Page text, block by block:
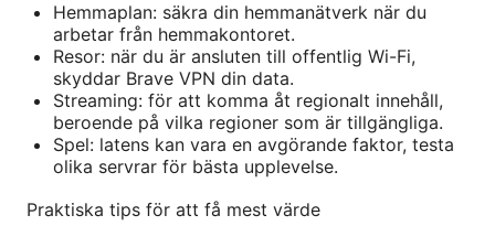
Hemmaplan: säkra din hemmanätverk när du
arbetar från hemmakontoret.
Resor: när du är ansluten till offentlig Wi-Fi,
skyddar Brave VPN din data.
Streaming: för att komma åt regionalt innehåll,
beroende på vilka regioner som är tillgängliga.
Spel: latens kan vara en avgörande faktor, testa
olika servrar för bästa upplevelse.
Praktiska tips för att få mest värde